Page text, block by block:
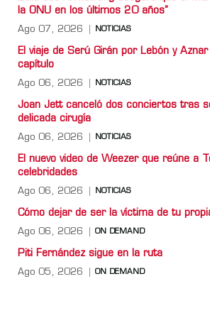
la ONU en los últimos 20 años”
Ago 07, 2026 NOTICIAS
El viaje de Serú Girán por Lebón y
capítulo
Ago 06, 2026 NOTICIAS
Joan Jett canceló dos conciertos tras
delicada cirugía
Ago 06, 2026 NOTICIAS
El nuevo video de Weezer que reúne a
celebridades
Ago 06, 2026 NOTICIAS
Cómo dejar de ser la víctima de tu
Ago 06, 2026 ON DEMAND
Piti Fernández sigue en la ruta
Ago 05, 2026 ON DEMAND